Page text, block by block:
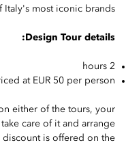
most iconic brands.
Design Tour details:
2 hours
at EUR 50 per person
either of the tours, your
care of it and arrange
is offered on the